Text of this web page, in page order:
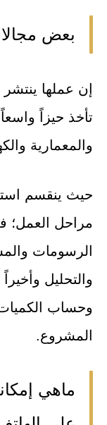
بعض
إن عملها
تأخذ حيزاً
والمعمارية
حيث ينقسم
مراحل العمل؛
الرسومات
والتحليل
وحساب
المشروع.
ماهي